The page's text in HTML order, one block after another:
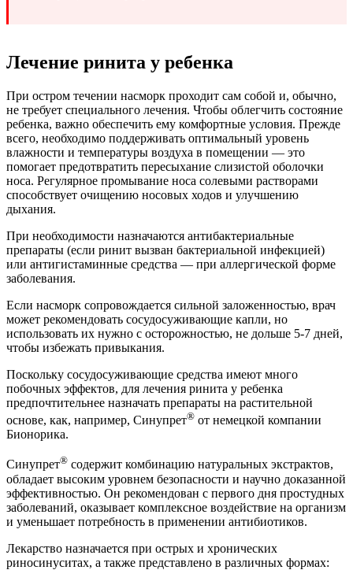
Лечение ринита у ребенка
При остром течении насморк проходит сам собой и, обычно,
не требует специального лечения. Чтобы облегчить состояние
ребенка, важно обеспечить ему комфортные условия. Прежде
всего, необходимо поддерживать оптимальный уровень
влажности и температуры воздуха в помещении — это
помогает предотвратить пересыхание слизистой оболочки
носа. Регулярное промывание носа солевыми растворами
способствует очищению носовых ходов и улучшению
дыхания.
При необходимости назначаются антибактериальные
препараты (если ринит вызван бактериальной инфекцией)
или антигистаминные средства — при аллергической форме
заболевания.
Если насморк сопровождается сильной заложенностью, врач
может рекомендовать сосудосуживающие капли, но
использовать их нужно с осторожностью, не дольше 5-7 дней,
чтобы избежать привыкания.
Поскольку сосудосуживающие средства имеют много
побочных эффектов, для лечения ринита у ребенка
предпочтительнее назначать препараты на растительной
основе, как, например, Синупрет® от немецкой компании
Бионорика.
Синупрет® содержит комбинацию натуральных экстрактов,
обладает высоким уровнем безопасности и научно доказанной
эффективностью. Он рекомендован с первого дня простудных
заболеваний, оказывает комплексное воздействие на организм
и уменьшает потребность в применении антибиотиков.
Лекарство назначается при острых и хронических
риносинуситах, а также представлено в различных формах: